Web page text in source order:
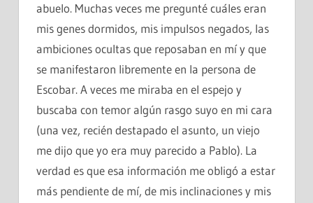
abuelo. Muchas veces me pregunté cuáles eran
mis genes dormidos, mis impulsos negados, las
ambiciones ocultas que reposaban en mí y que
se manifestaron libremente en la persona de
Escobar. A veces me miraba en el espejo y
buscaba con temor algún rasgo suyo en mi cara
(una vez, recién destapado el asunto, un viejo
me dijo que yo era muy parecido a Pablo). La
verdad es que esa información me obligó a estar
más pendiente de mí, de mis inclinaciones y mis